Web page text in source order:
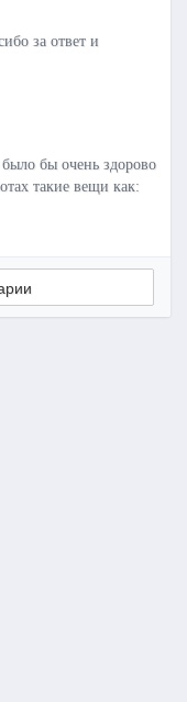
за ответ и
бы очень здорово
такие вещи как: